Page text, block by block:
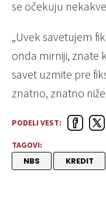
se očekuju
„Uvek savetujem
onda mirniji, znate
savet uzmite pre
znatno, znatno
PODELI VEST:
TAGOVI:
NBS KREDIT